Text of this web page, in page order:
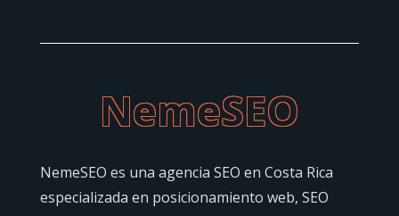
NemeSEO
NemeSEO es una agencia SEO en Costa Rica
especializada en posicionamiento web, SEO